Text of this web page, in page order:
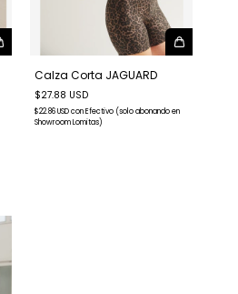
Calza Corta JAGUARD
$27.88 USD
$22.86 USDconEfectivo (solo abonando en
Showroom Lomitas)